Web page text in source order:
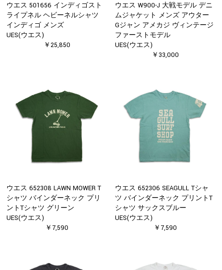
ウエス 501656 インディゴスト
ライプネル ヘビーネルシャツ
インディゴ メンズ
UES(ウエス)
￥25,850
ウエス W900-J 大戦モデル デニ
ムジャケット メンズ アウター
Gジャン アメカジ ヴィンテージ
ファーストモデル
UES(ウエス)
￥33,000
ウエス 652308 LAWN MOWER T
シャツ バインダーネック プリ
ントTシャツ グリーン
UES(ウエス)
￥7,590
ウエス 652306 SEAGULL Tシャ
ツ バインダーネック プリントT
シャツ サックスブルー
UES(ウエス)
￥7,590